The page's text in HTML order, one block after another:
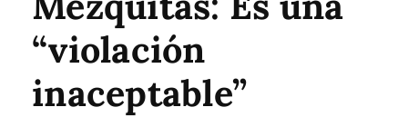
“violación
inaceptable”